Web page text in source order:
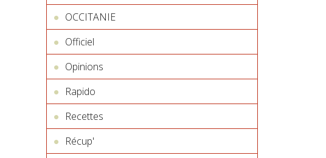
OCCITANIE
Officiel
Opinions
Rapido
Recettes
Récup'